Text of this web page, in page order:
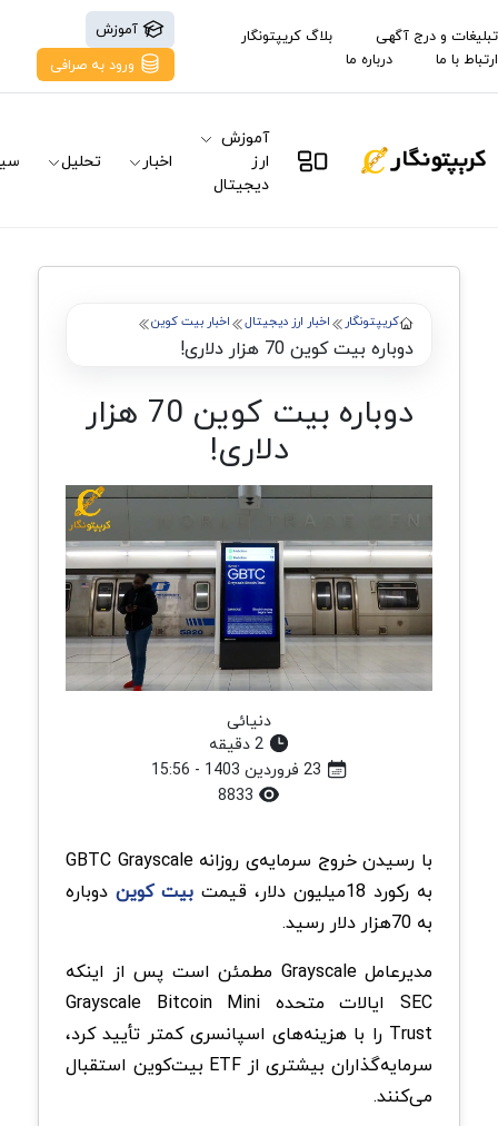
تبلیغات و درج آگهی
بلاگ کریپتونگار
ارتباط با ما
درباره ما
آموزش
ورود به صرافی
آموزش
ارز
دیجیتال
اخبار تحلیل
کریپتونگار اخبار ارز دیجیتال اخبار بیت کوین
دوباره بیت کوین 70 هزار دلاری!
دوباره بیت کوین 70 هزار
دلاری!
دنیائی
2 دقیقه
با رسیدن خروج سرمایه‌ی روزانه GBTC Grayscale
به رکورد 18‌میلیون دلار، قیمت
بیت کوین دوباره
به 70‌هزار دلار رسید.
مدیرعامل Grayscale مطمئن است پس از اینکه
SEC ایالات متحده Grayscale Bitcoin Mini
Trust را با هزینه‌های اسپانسری کمتر تأیید کرد،
سرمایه‌گذاران بیشتری از ETF بیت‌کوین استقبال
می‌کنند.